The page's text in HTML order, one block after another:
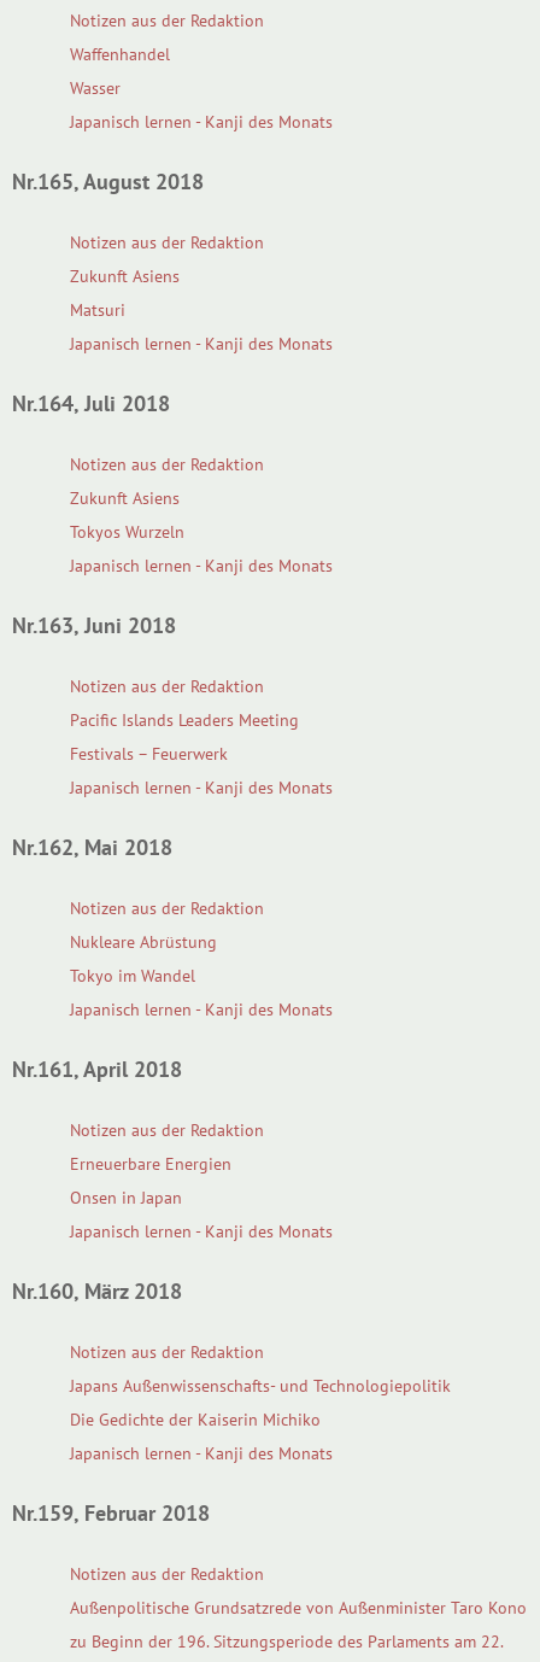
Notizen aus der Redaktion
Waffenhandel
Wasser
Japanisch lernen - Kanji des Monats
Nr.165, August 2018
Notizen aus der Redaktion
Zukunft Asiens
Matsuri
Japanisch lernen - Kanji des Monats
Nr.164, Juli 2018
Notizen aus der Redaktion
Zukunft Asiens
Tokyos Wurzeln
Japanisch lernen - Kanji des Monats
Nr.163, Juni 2018
Notizen aus der Redaktion
Pacific Islands Leaders Meeting
Festivals – Feuerwerk
Japanisch lernen - Kanji des Monats
Nr.162, Mai 2018
Notizen aus der Redaktion
Nukleare Abrüstung
Tokyo im Wandel
Japanisch lernen - Kanji des Monats
Nr.161, April 2018
Notizen aus der Redaktion
Erneuerbare Energien
Onsen in Japan
Japanisch lernen - Kanji des Monats
Nr.160, März 2018
Notizen aus der Redaktion
Japans Außenwissenschafts- und Technologiepolitik
Die Gedichte der Kaiserin Michiko
Japanisch lernen - Kanji des Monats
Nr.159, Februar 2018
Notizen aus der Redaktion
Außenpolitische Grundsatzrede von Außenminister Taro Kono
zu Beginn der 196. Sitzungsperiode des Parlaments am 22.